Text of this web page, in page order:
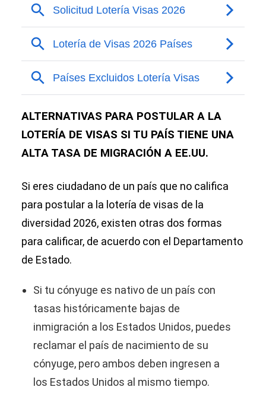
ALTERNATIVAS PARA POSTULAR A LA
LOTERÍA DE VISAS SI TU PAÍS TIENE UNA
ALTA TASA DE MIGRACIÓN A EE.UU.
Si eres ciudadano de un país que no califica
para postular a la lotería de visas de la
diversidad 2026, existen otras dos formas
para calificar, de acuerdo con el Departamento
de Estado.
Si tu cónyuge es nativo de un país con
tasas históricamente bajas de
inmigración a los Estados Unidos, puedes
reclamar el país de nacimiento de su
cónyuge, pero ambos deben ingresen a
los Estados Unidos al mismo tiempo.